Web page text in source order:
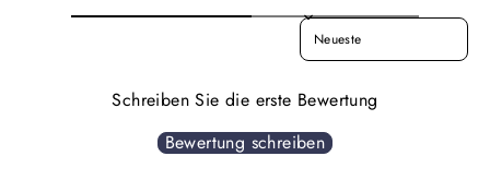
SORT REVIEWS BY
Schreiben Sie die erste Bewertung
Bewertung schreiben